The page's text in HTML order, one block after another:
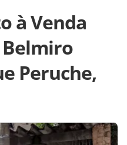
à Venda
Belmiro
Peruche,